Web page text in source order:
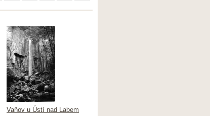
Vaňov u Ústí nad Labem